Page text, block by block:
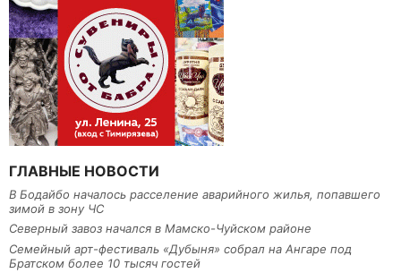
ГЛАВНЫЕ НОВОСТИ
В Бодайбо началось расселение аварийного жилья, попавшего
зимой в зону ЧС
Северный завоз начался в Мамско-Чуйском районе
Семейный арт-фестиваль «Дубыня» собрал на Ангаре под
Братском более 10 тысяч гостей